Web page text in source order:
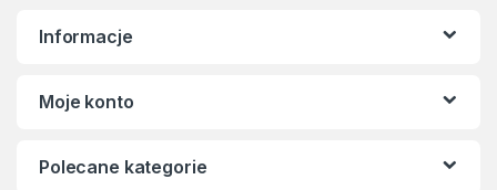
Informacje
Moje konto
Polecane kategorie